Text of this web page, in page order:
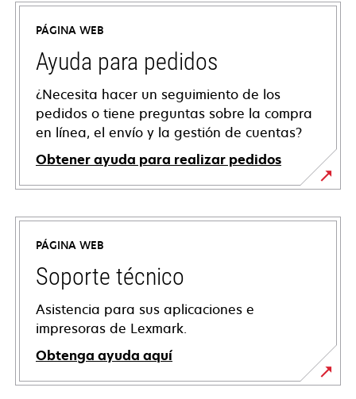
PÁGINA WEB
Ayuda para pedidos
¿Necesita hacer un seguimiento de los
pedidos o tiene preguntas sobre la compra
en línea, el envío y la gestión de cuentas?
Obtener ayuda para realizar pedidos
PÁGINA WEB
Soporte técnico
Asistencia para sus aplicaciones e
impresoras de Lexmark.
Obtenga ayuda aquí
se